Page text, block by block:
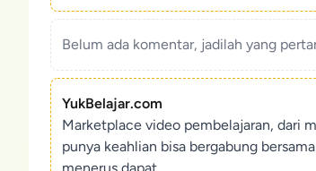
Belum ada komentar, jadilah yang
YukBelajar.com
Marketplace video pembelajaran, dari
punya keahlian bisa bergabung